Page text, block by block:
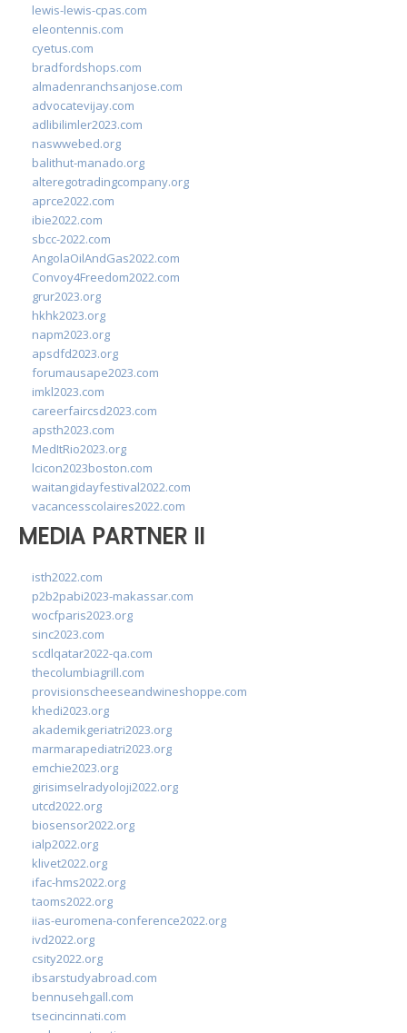
lewis-lewis-cpas.com
eleontennis.com
cyetus.com
bradfordshops.com
almadenranchsanjose.com
advocatevijay.com
adlibilimler2023.com
naswwebed.org
balithut-manado.org
alteregotradingcompany.org
aprce2022.com
ibie2022.com
sbcc-2022.com
AngolaOilAndGas2022.com
Convoy4Freedom2022.com
grur2023.org
hkhk2023.org
napm2023.org
apsdfd2023.org
forumausape2023.com
imkl2023.com
careerfaircsd2023.com
apsth2023.com
MedItRio2023.org
lcicon2023boston.com
waitangidayfestival2022.com
vacancesscolaires2022.com
MEDIA PARTNER II
isth2022.com
p2b2pabi2023-makassar.com
wocfparis2023.org
sinc2023.com
scdlqatar2022-qa.com
thecolumbiagrill.com
provisionscheeseandwineshoppe.com
khedi2023.org
akademikgeriatri2023.org
marmarapediatri2023.org
emchie2023.org
girisimselradyoloji2022.org
utcd2022.org
biosensor2022.org
ialp2022.org
klivet2022.org
ifac-hms2022.org
taoms2022.org
iias-euromena-conference2022.org
ivd2022.org
csity2022.org
ibsarstudyabroad.com
bennusehgall.com
tsecincinnati.com